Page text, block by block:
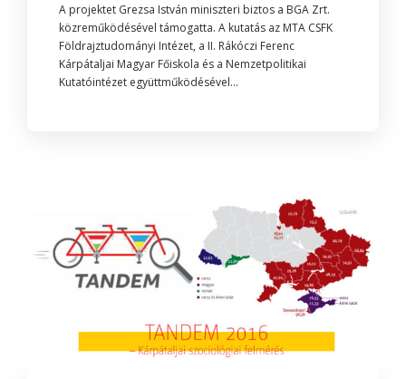
A projektet Grezsa István miniszteri biztos a BGA Zrt.
közreműködésével támogatta. A kutatás az MTA CSFK
Földrajztudományi Intézet, a II. Rákóczi Ferenc
Kárpátaljai Magyar Főiskola és a Nemzetpolitikai
Kutatóintézet együttműködésével...